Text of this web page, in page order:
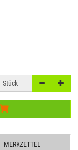
Stück
MERKZETTEL